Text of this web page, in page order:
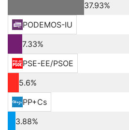
37.93%
PODEMOS-IU
7.33%
PSE-EE/PSOE
5.6%
PP+Cs
3.88%